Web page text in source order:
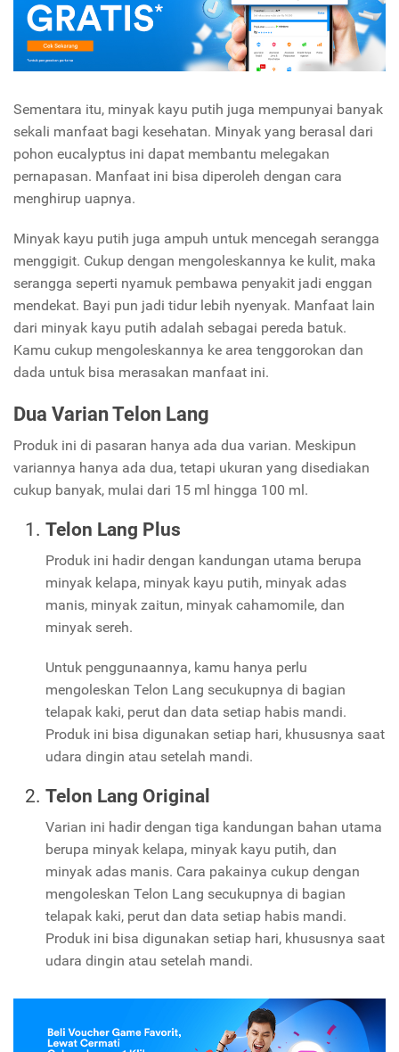
Sementara itu, minyak kayu putih juga mempunyai banyak
sekali manfaat bagi kesehatan. Minyak yang berasal dari
pohon eucalyptus ini dapat membantu melegakan
pernapasan. Manfaat ini bisa diperoleh dengan cara
menghirup uapnya.
Minyak kayu putih juga ampuh untuk mencegah serangga
menggigit. Cukup dengan mengoleskannya ke kulit, maka
serangga seperti nyamuk pembawa penyakit jadi enggan
mendekat. Bayi pun jadi tidur lebih nyenyak. Manfaat lain
dari minyak kayu putih adalah sebagai pereda batuk.
Kamu cukup mengoleskannya ke area tenggorokan dan
dada untuk bisa merasakan manfaat ini.
Dua Varian Telon Lang
Produk ini di pasaran hanya ada dua varian. Meskipun
variannya hanya ada dua, tetapi ukuran yang disediakan
cukup banyak, mulai dari 15 ml hingga 100 ml.
Telon Lang Plus
Produk ini hadir dengan kandungan utama berupa
minyak kelapa, minyak kayu putih, minyak adas
manis, minyak zaitun, minyak cahamomile, dan
minyak sereh.
Untuk penggunaannya, kamu hanya perlu
mengoleskan Telon Lang secukupnya di bagian
telapak kaki, perut dan data setiap habis mandi.
Produk ini bisa digunakan setiap hari, khususnya saat
udara dingin atau setelah mandi.
Telon Lang Original
Varian ini hadir dengan tiga kandungan bahan utama
berupa minyak kelapa, minyak kayu putih, dan
minyak adas manis. Cara pakainya cukup dengan
mengoleskan Telon Lang secukupnya di bagian
telapak kaki, perut dan data setiap habis mandi.
Produk ini bisa digunakan setiap hari, khususnya saat
udara dingin atau setelah mandi.